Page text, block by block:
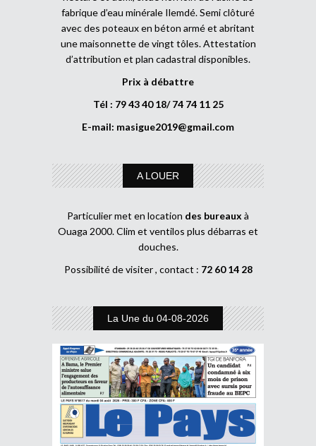
fabrique d’eau minérale Ilemdé. Semi clôturé
avec des poteaux en béton armé et abritant
une maisonnette de vingt tôles. Attestation
d’attribution et plan cadastral disponibles.
Prix à débattre
Tél : 79 43 40 18/ 74 74 11 25
E-mail: masigue2019@gmail.com
A LOUER
Particulier met en location des bureaux à
Ouaga 2000. Clim et ventilos plus débarras et
douches.
Possibilité de visiter , contact : 72 60 14 28
La Une du 04-08-2026